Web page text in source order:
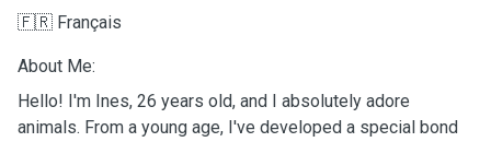
🇫🇷 Français
About Me:
Hello! I'm Ines, 26 years old, and I absolutely adore
animals. From a young age, I've developed a special bond